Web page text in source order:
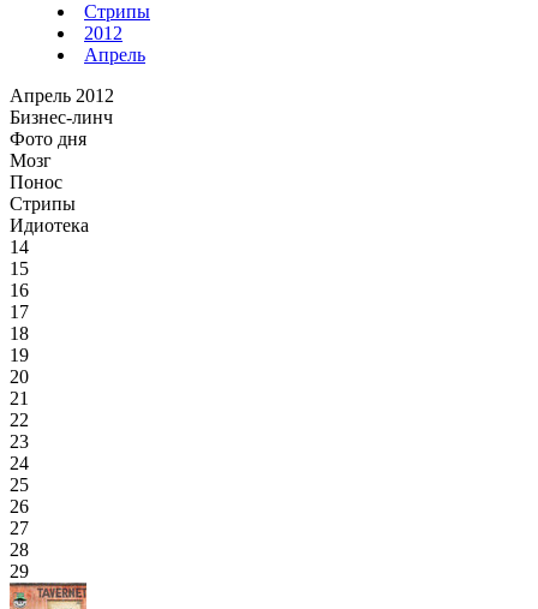
Стрипы
2012
Апрель
Апрель 2012
Бизнес-линч
Фото дня
Мозг
Понос
Стрипы
Идиотека
14
15
16
17
18
19
20
21
22
23
24
25
26
27
28
29